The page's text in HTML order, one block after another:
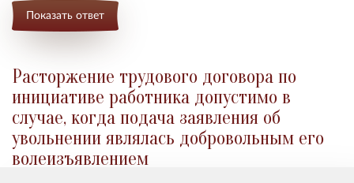
Показать ответ
Расторжение трудового договора по
инициативе работника допустимо в
случае, когда подача заявления об
увольнении являлась добровольным его
волеизъявлением